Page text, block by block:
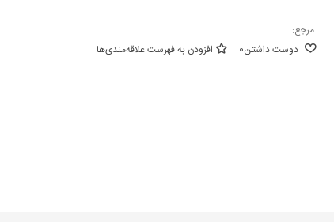
مرجع:
دوست داشتن0 افزودن به فهرست علاقه‌مندی‌ها